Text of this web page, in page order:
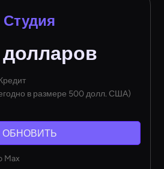
Студия
в размере 500 долл. США)
ОБНОВИТЬ
Max